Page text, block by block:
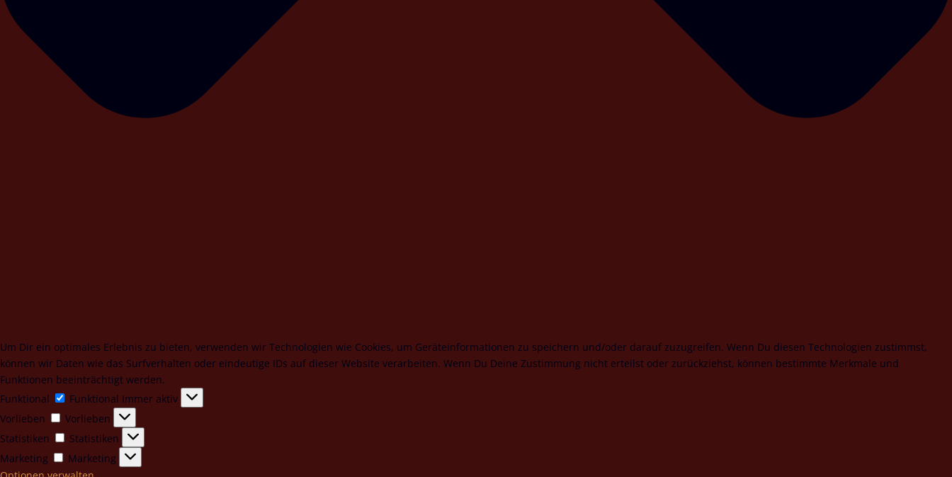
Um Dir ein optimales Erlebnis zu bieten, verwenden wir Technologien wie Cookies, um Geräteinformationen zu speichern und/oder darauf zuzugreifen. Wenn Du diesen Technologien zustimmst,
können wir Daten wie das Surfverhalten oder eindeutige IDs auf dieser Website verarbeiten. Wenn Du Deine Zustimmung nicht erteilst oder zurückziehst, können bestimmte Merkmale und
Funktionen beeinträchtigt werden.
Funktional
Funktional Immer aktiv
Vorlieben
Vorlieben
Statistiken
Statistiken
Marketing
Marketing